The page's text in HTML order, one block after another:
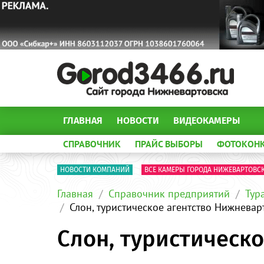
ГЛАВНАЯ НОВОСТИ ВИДЕОКАМЕРЫ
СПРАВОЧНИК ПРАЙС ВЫБОРЫ
НОВОСТИ КОМПАНИЙ ВСЕ КАМЕРЫ ГОРОДА
Главная Справочник предприятий
Слон, туристическое агентство
Слон,